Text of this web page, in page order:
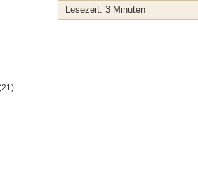
Lese­zeit: 3 Minu­ten